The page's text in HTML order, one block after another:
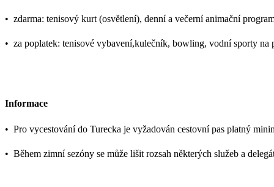
• zdarma: tenisový kurt (osvětlení), denní a večerní animační
• za poplatek: tenisové vybavení,kulečník, bowling, vodní sporty na
Informace
• Pro vycestování do Turecka je vyžadován cestovní pas platný
• Během zimní sezóny se může lišit rozsah některých služeb a